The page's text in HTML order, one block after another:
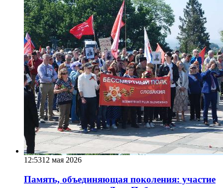
12:5312 мая 2026
Память, объединяющая поколения: участие